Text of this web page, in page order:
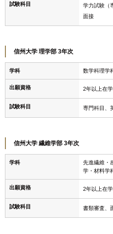
試験科目
学力試験（
面接
信州大学 理学部 3年次
学科 数学科理学
出願資格 2年以上在
試験科目 専門科目、
信州大学 繊維学部 3年次
学科
先進繊維
学・材料学
出願資格 2年以上在
試験科目 書類審査、